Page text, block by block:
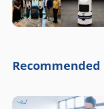
Recommended